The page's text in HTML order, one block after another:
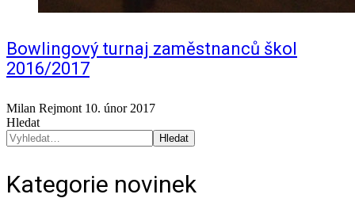
Bowlingový turnaj zaměstnanců škol
2016/2017
Milan Rejmont 10. únor 2017
Hledat
Hledat
Kategorie novinek